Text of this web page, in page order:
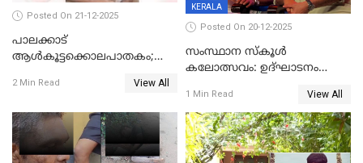
Posted On 21-12-2025
പാലക്കാട്‌
ആൾകൂട്ടക്കൊലപാതകം;
ഊർജ്ജിതമാക്കിമാക്കി
2 Min Read View All
KERALA
Posted On 20-12-2025
സംസ്ഥാന സ്കൂൾ
കലോത്സവം: ഉദ്ഘാടനം
മുഖ്യാതിഥിയായി
മോഹൻലാൽ
1 Min Read View All